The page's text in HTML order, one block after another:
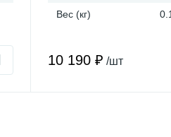
Вес (кг)
10 190 ₽ /шт